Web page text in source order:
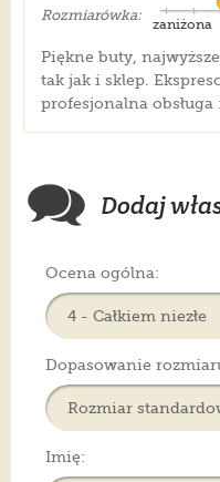
Rozmiarówka:
zaniżona
Piękne buty,
tak jak i sklep.
profesjonalna obsługa
Dodaj
Ocena ogólna:
Dopasowanie
Imię: